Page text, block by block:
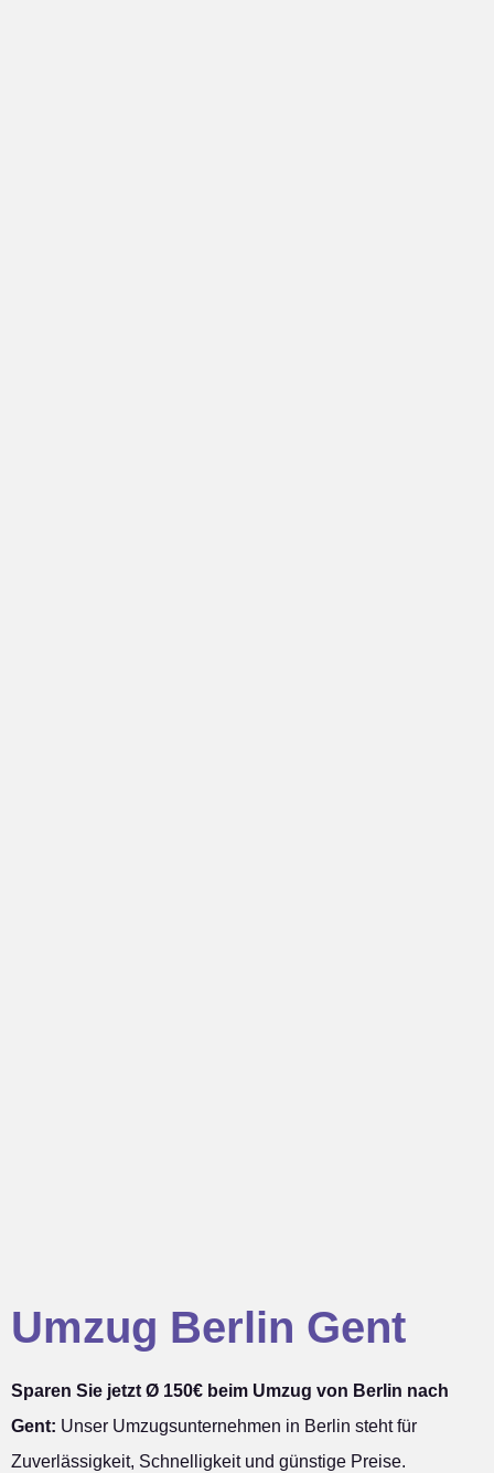
Umzug Berlin Gent
Sparen Sie jetzt Ø 150€ beim Umzug von Berlin nach
Gent: Unser Umzugsunternehmen in Berlin steht für
Zuverlässigkeit, Schnelligkeit und günstige Preise.